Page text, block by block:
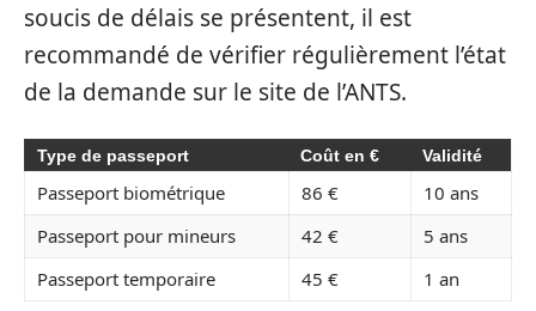
soucis de délais se présentent, il est
recommandé de vérifier régulièrement l’état
de la demande sur le site de l’ANTS.
Type de passeport Coût en € Validité
Passeport biométrique 86 €
10 ans
Passeport pour mineurs
42 €
5 ans
Passeport temporaire
45 € 1 an